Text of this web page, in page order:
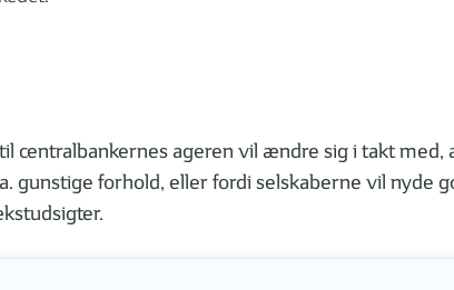
ageren vil ændre sig i takt
gunstige forhold, eller fordi selskaberne vil nyde